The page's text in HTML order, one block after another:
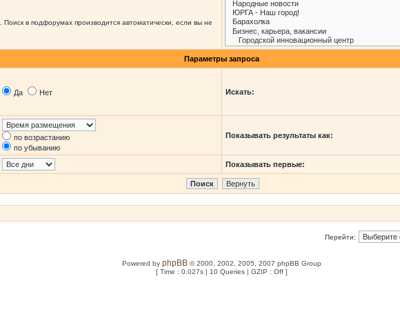
в подфорумах производится автоматически, если вы не
Параметры запроса
Да Нет Искать:
по возрастанию
по убыванию
Показывать результаты как:
Показывать первые:
Перейти:
Powered by phpBB© 2000, 2002, 2005, 2007 phpBB Group
[ Time : 0.027s | 10 Queries | GZIP : Off ]